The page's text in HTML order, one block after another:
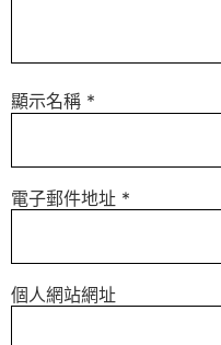
顯示名稱 *
電子郵件地址 *
個人網站網址